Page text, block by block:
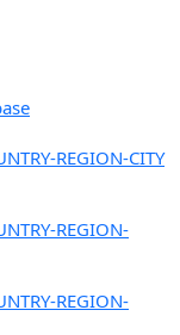
REGION-CITY
REGION-
REGION-